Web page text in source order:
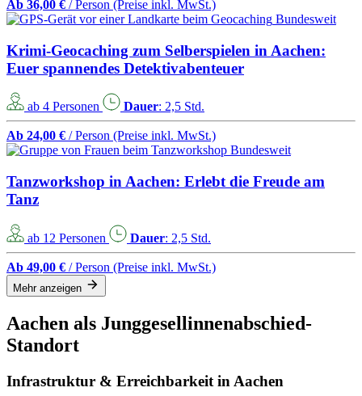
Ab 36,00 € / Person (Preise inkl. MwSt.)
Bundesweit
Krimi-Geocaching zum Selberspielen in Aachen:
Euer spannendes Detektivabenteuer
ab 4 Personen Dauer: 2,5 Std.
Ab 24,00 € / Person (Preise inkl. MwSt.)
Bundesweit
Tanzworkshop in Aachen: Erlebt die Freude am
Tanz
ab 12 Personen Dauer: 2,5 Std.
Ab 49,00 € / Person (Preise inkl. MwSt.)
Mehr anzeigen
Aachen als Junggesellinnenabschied-
Standort
Infrastruktur & Erreichbarkeit in Aachen